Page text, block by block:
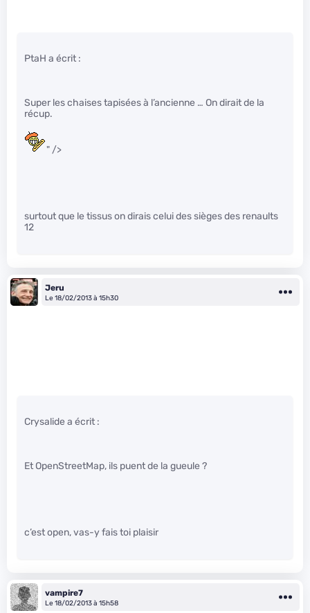
PtaH a écrit :
Super les chaises tapisées à l’ancienne … On dirait de la
récup.
" />
surtout que le tissus on dirais celui des sièges des renaults
12
Jeru
Le 18/02/2013 à 15h30
Crysalide a écrit :
Et OpenStreetMap, ils puent de la gueule ?
c’est open, vas-y fais toi plaisir
vampire7
Le 18/02/2013 à 15h58